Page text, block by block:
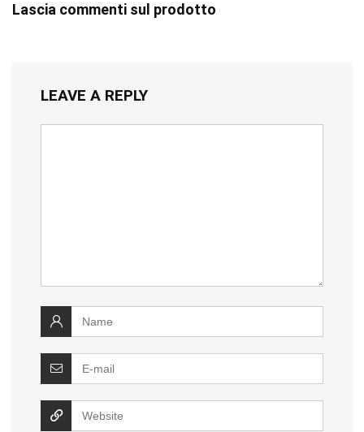
Lascia commenti sul prodotto
LEAVE A REPLY